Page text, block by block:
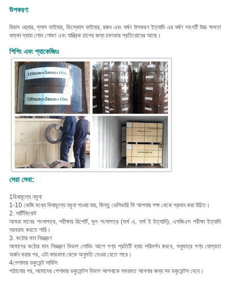
উপকরণ:
বিরাস ওয়্যার, গ্লাস ফাইবার, ভিস্কোস ফাইবার, রজন এবং ঘর্ষণ উপকরণ ইত্যাদি এর ঘর্ষণ সহগটি উচ্চ ক্ষমতা
ধাক্কা দ্বারা লোড শোষণ এবং যান্ত্রিক চাপের জন্য চমৎকার প্রতিরোধের আছে।
শিপিং এবং প্যাকেজিংঃ
সেরা সেবা:
1বিনামূল্যে নমুনা
1-10 কেজি মধ্যে বিনামূল্যে নমুনা পাওয়া যায়, কিন্তু ডেলিভারি ফি আপনার পক্ষ থেকে প্রদান করা উচিত।
2. সার্টিফিকেট
আমরা মানের শংসাপত্র, পরীক্ষার রিপোর্ট, মূল শংসাপত্র (ফর্ম এ, ফর্ম ই ইত্যাদি), এসজিএস পরীক্ষা ইত্যাদি
সরবরাহ করতে পারি।
3. কঠোর মান নিয়ন্ত্রণ
আমাদের কঠোর মান নিয়ন্ত্রণ বিভাগ লোডিং আগে পণ্য প্রতিটি ব্যাচ পরিদর্শন করবে, শুধুমাত্র পণ্য যোগ্যতা
অর্জন করার পর, এটা কারখানা থেকে অনুমতি দেওয়া যেতে পারে।
4পেশাদার ডকুমেন্ট সার্ভিস
পাঠানোর পর, আমাদের পেশাদার ডকুমেন্টস বিভাগ আপনাকে সময়মত আপনার জন্য সব ডকুমেন্টস দেবে।